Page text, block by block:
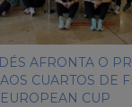
AFRONTA O
CUARTOS DE
CUP